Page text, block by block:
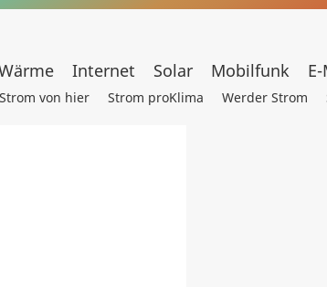
Internet Solar Mobilfunk
Strom von hier Strom proKlima Werder Strom